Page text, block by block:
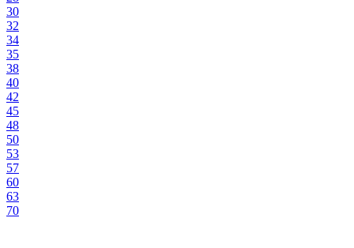
30
32
34
35
38
40
42
45
48
50
53
57
60
63
70